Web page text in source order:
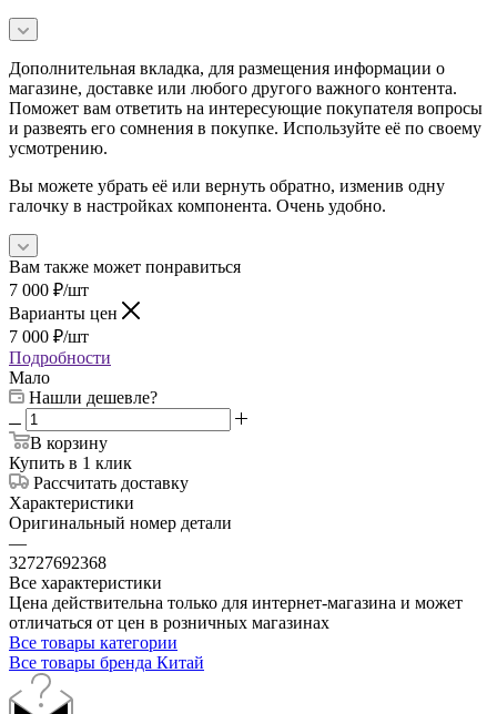
Дополнительная вкладка, для размещения информации о
магазине, доставке или любого другого важного контента.
Поможет вам ответить на интересующие покупателя вопросы
и развеять его сомнения в покупке. Используйте её по своему
усмотрению.
Вы можете убрать её или вернуть обратно, изменив одну
галочку в настройках компонента. Очень удобно.
Вам также может понравиться
7 000 ₽/шт
Варианты цен
7 000 ₽/шт
Подробности
Мало
Нашли дешевле?
В корзину
Купить в 1 клик
Рассчитать доставку
Характеристики
Оригинальный номер детали
—
32727692368
Все характеристики
Цена действительна только для интернет-магазина и может
отличаться от цен в розничных магазинах
Все товары категории
Все товары бренда Китай